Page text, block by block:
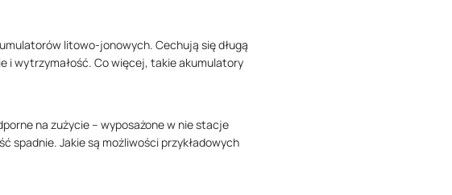
litowo-jonowych. Cechują się długą
i wytrzymałość. Co więcej, takie akumulatory
na zużycie – wyposażone w nie stacje
spadnie. Jakie są możliwości przykładowych